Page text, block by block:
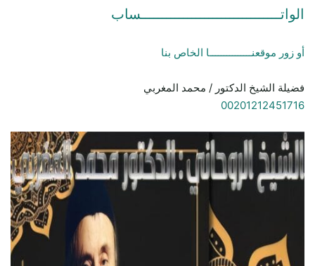
الواتـــــــــــــــــــــــــــــــــساب
أو زور موقعنـــــــــــــــا الخاص بنا
فضيلة الشيخ الدكتور / محمد المغربي
00201212451716